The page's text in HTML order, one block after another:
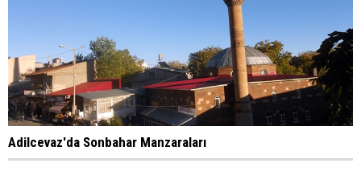
Adilcevaz'da Sonbahar Manzaraları